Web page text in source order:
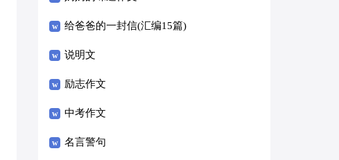
给爸爸的一封信(汇编15篇)
说明文
励志作文
中考作文
名言警句